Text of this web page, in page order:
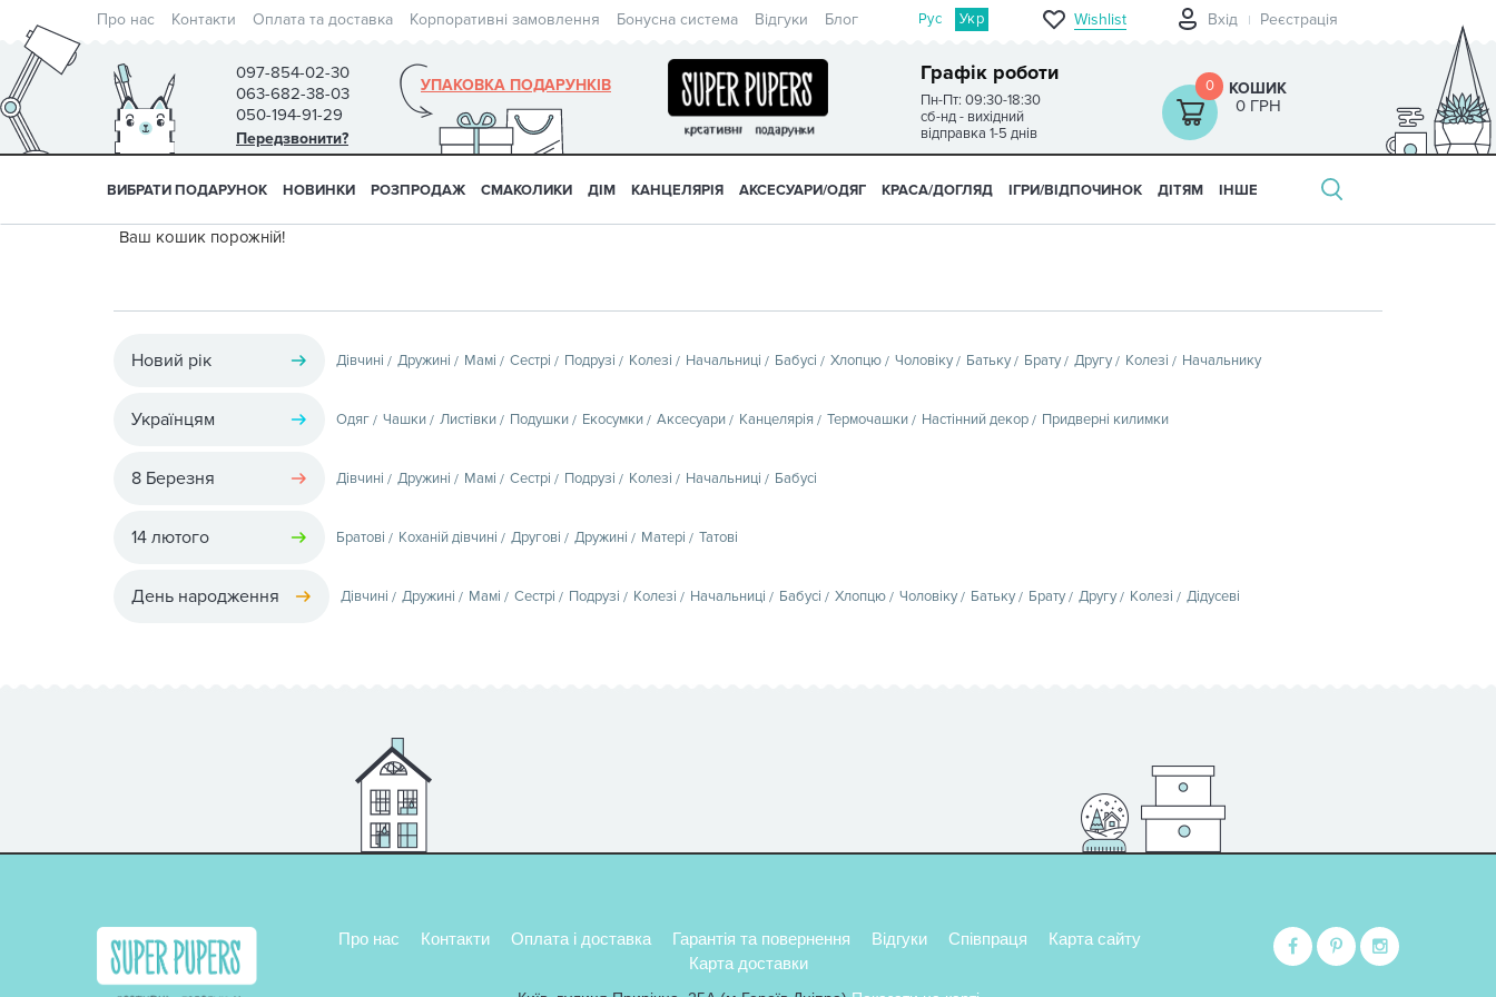
Про нас Контакти Оплата та доставка Корпоративні замовлення Бонусна система Відгуки Блог Рус Укр Wishlist Вхід Реєстрація
097-854-02-30
063-682-38-03
050-194-91-29
Передзвонити?
Графік роботи
Пн-Пт: 09:30-18:30
сб-нд - вихідний
відправка 1-5 днів
УПАКОВКА ПОДАРУНКІВ 0 КОШИК
0 ГРН
ВИБРАТИ ПОДАРУНОК НОВИНКИ РОЗПРОДАЖ СМАКОЛИКИ ДІМ КАНЦЕЛЯРІЯ АКСЕСУАРИ/ОДЯГ КРАСА/ДОГЛЯД ІГРИ/ВІДПОЧИНОК ДІТЯМ ІНШЕ
Ваш кошик порожній!
Новий рік Дівчині Дружині Мамі Сестрі Подрузі Колезі Начальниці Бабусі Хлопцю Чоловіку Батьку Брату Другу Колезі Начальнику
Українцям Одяг Чашки Листівки Подушки Екосумки Аксесуари Канцелярія Термочашки Настінний декор Придверні килимки
8 Березня Дівчині Дружині Мамі Сестрі Подрузі Колезі Начальниці Бабусі
14 лютого Братові Коханій дівчині Другові Дружині Матері Татові
День народження Дівчині Дружині Мамі Сестрі Подрузі Колезі Начальниці Бабусі Хлопцю Чоловіку Батьку Брату Другу Колезі Дідусеві
Про нас Контакти Оплата і доставка Гарантія та повернення Відгуки Співпраця
Карта сайту
Карта доставки